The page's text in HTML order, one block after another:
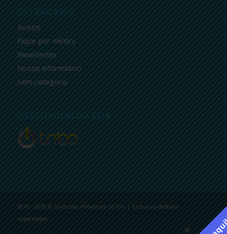
CATEGORIAS
Avisos
Fique por dentro
Newsletter
Nosso informativo
Sem categoria
DESENVOLVIDO POR
2015 - 2020 © Sindicato Hoteleiro do Rio | Todos os direitos
reservados